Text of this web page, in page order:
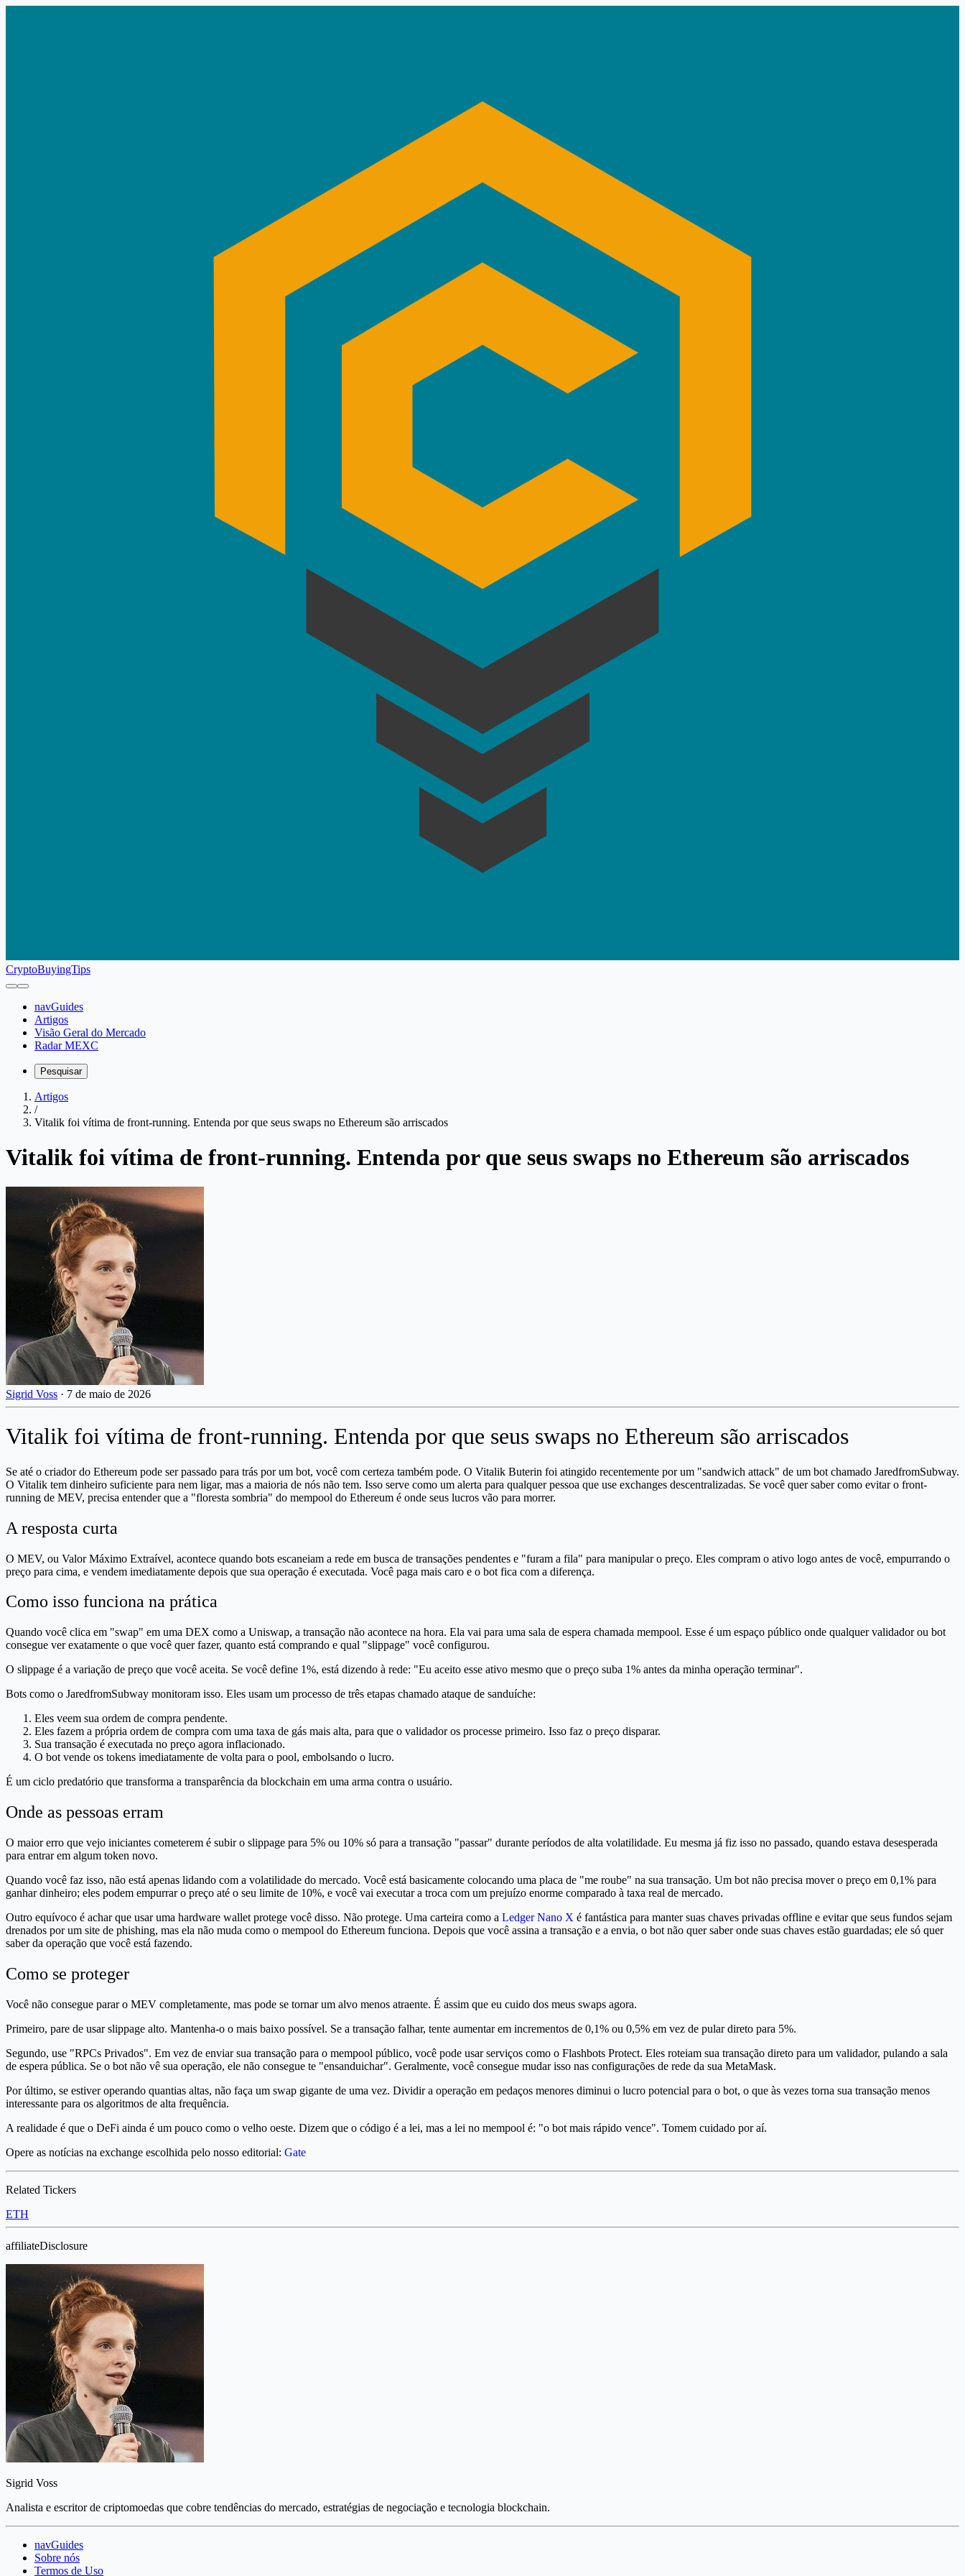
CryptoBuyingTips
navGuides
Artigos
Visão Geral do Mercado
Radar MEXC
Pesquisar
Artigos
/
Vitalik foi vítima de front-running. Entenda por que seus swaps no Ethereum são arriscados
Vitalik foi vítima de front-running. Entenda por que seus swaps no Ethereum são arriscados
Sigrid Voss · 7 de maio de 2026
Vitalik foi vítima de front-running. Entenda por que seus swaps no Ethereum são arriscados
Se até o criador do Ethereum pode ser passado para trás por um bot, você com certeza também pode. O Vitalik Buterin foi atingido recentemente por um "sandwich attack" de um bot chamado JaredfromSubway.
O Vitalik tem dinheiro suficiente para nem ligar, mas a maioria de nós não tem. Isso serve como um alerta para qualquer pessoa que use exchanges descentralizadas. Se você quer saber como evitar o front-
running de MEV, precisa entender que a "floresta sombria" do mempool do Ethereum é onde seus lucros vão para morrer.
A resposta curta
O MEV, ou Valor Máximo Extraível, acontece quando bots escaneiam a rede em busca de transações pendentes e "furam a fila" para manipular o preço. Eles compram o ativo logo antes de você, empurrando o
preço para cima, e vendem imediatamente depois que sua operação é executada. Você paga mais caro e o bot fica com a diferença.
Como isso funciona na prática
Quando você clica em "swap" em uma DEX como a Uniswap, a transação não acontece na hora. Ela vai para uma sala de espera chamada mempool. Esse é um espaço público onde qualquer validador ou bot
consegue ver exatamente o que você quer fazer, quanto está comprando e qual "slippage" você configurou.
O slippage é a variação de preço que você aceita. Se você define 1%, está dizendo à rede: "Eu aceito esse ativo mesmo que o preço suba 1% antes da minha operação terminar".
Bots como o JaredfromSubway monitoram isso. Eles usam um processo de três etapas chamado ataque de sanduíche:
Eles veem sua ordem de compra pendente.
Eles fazem a própria ordem de compra com uma taxa de gás mais alta, para que o validador os processe primeiro. Isso faz o preço disparar.
Sua transação é executada no preço agora inflacionado.
O bot vende os tokens imediatamente de volta para o pool, embolsando o lucro.
É um ciclo predatório que transforma a transparência da blockchain em uma arma contra o usuário.
Onde as pessoas erram
O maior erro que vejo iniciantes cometerem é subir o slippage para 5% ou 10% só para a transação "passar" durante períodos de alta volatilidade. Eu mesma já fiz isso no passado, quando estava desesperada
para entrar em algum token novo.
Quando você faz isso, não está apenas lidando com a volatilidade do mercado. Você está basicamente colocando uma placa de "me roube" na sua transação. Um bot não precisa mover o preço em 0,1% para
ganhar dinheiro; eles podem empurrar o preço até o seu limite de 10%, e você vai executar a troca com um prejuízo enorme comparado à taxa real de mercado.
Outro equívoco é achar que usar uma hardware wallet protege você disso. Não protege. Uma carteira como a Ledger Nano X é fantástica para manter suas chaves privadas offline e evitar que seus fundos sejam
drenados por um site de phishing, mas ela não muda como o mempool do Ethereum funciona. Depois que você assina a transação e a envia, o bot não quer saber onde suas chaves estão guardadas; ele só quer
saber da operação que você está fazendo.
Como se proteger
Você não consegue parar o MEV completamente, mas pode se tornar um alvo menos atraente. É assim que eu cuido dos meus swaps agora.
Primeiro, pare de usar slippage alto. Mantenha-o o mais baixo possível. Se a transação falhar, tente aumentar em incrementos de 0,1% ou 0,5% em vez de pular direto para 5%.
Segundo, use "RPCs Privados". Em vez de enviar sua transação para o mempool público, você pode usar serviços como o Flashbots Protect. Eles roteiam sua transação direto para um validador, pulando a sala
de espera pública. Se o bot não vê sua operação, ele não consegue te "ensanduichar". Geralmente, você consegue mudar isso nas configurações de rede da sua MetaMask.
Por último, se estiver operando quantias altas, não faça um swap gigante de uma vez. Dividir a operação em pedaços menores diminui o lucro potencial para o bot, o que às vezes torna sua transação menos
interessante para os algoritmos de alta frequência.
A realidade é que o DeFi ainda é um pouco como o velho oeste. Dizem que o código é a lei, mas a lei no mempool é: "o bot mais rápido vence". Tomem cuidado por aí.
Opere as notícias na exchange escolhida pelo nosso editorial: Gate
Related Tickers
ETH
affiliateDisclosure
Sigrid Voss
Analista e escritor de criptomoedas que cobre tendências do mercado, estratégias de negociação e tecnologia blockchain.
navGuides
Sobre nós
Termos de Uso